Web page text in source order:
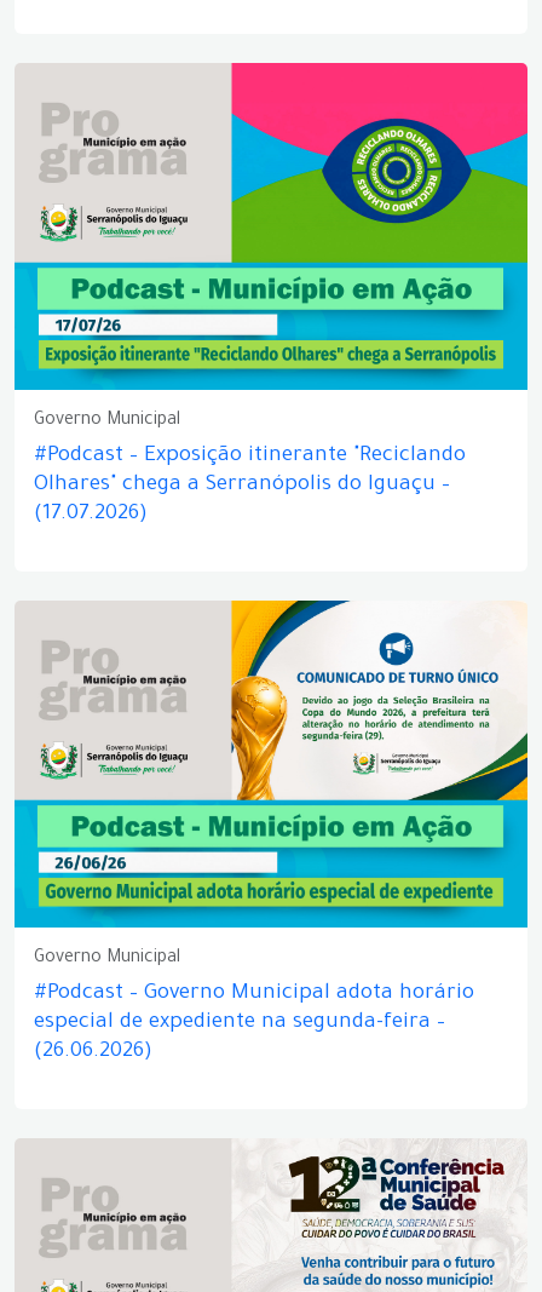
Governo Municipal
#Podcast – Exposição itinerante "Reciclando
Olhares" chega a Serranópolis do Iguaçu –
(17.07.2026)
Governo Municipal
#Podcast – Governo Municipal adota horário
especial de expediente na segunda-feira –
(26.06.2026)